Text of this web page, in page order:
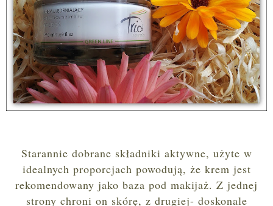
Starannie dobrane składniki aktywne, użyte w
idealnych proporcjach powodują, że krem jest
rekomendowany jako baza pod makijaż. Z jednej
strony chroni on skórę, z drugiej- doskonale